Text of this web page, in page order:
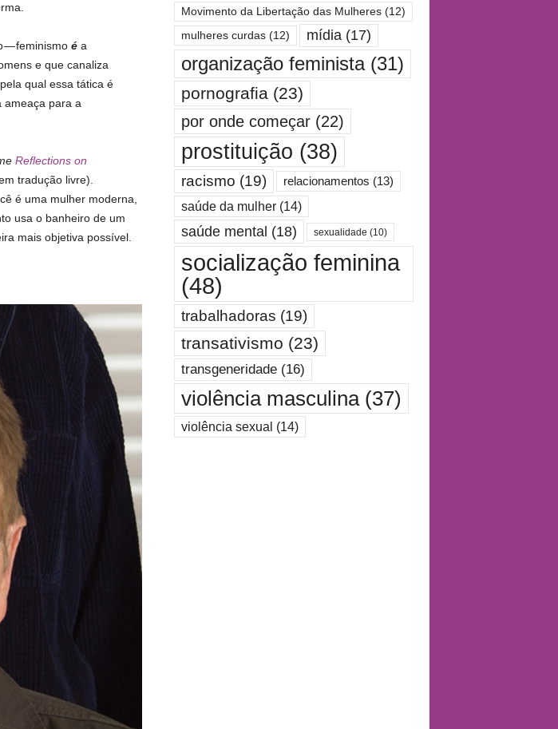
— feminismo é a
e que canaliza
qual essa tática é
ameaça para a
Reflections on
tradução livre).
é uma mulher moderna,
usa o banheiro de um
mais objetiva possível.
Movimento da Libertação das Mulheres(12)
mulheres curdas(12) mídia(17)
organização feminista(31)
pornografia(23)
por onde começar(22)
prostituição (38)
racismo (19) relacionamentos (13)
saúde da mulher(14)
saúde mental (18) sexualidade (10)
socialização feminina
(48)
trabalhadoras (19)
transativismo (23)
transgeneridade(16)
violência masculina(37)
violência sexual (14)